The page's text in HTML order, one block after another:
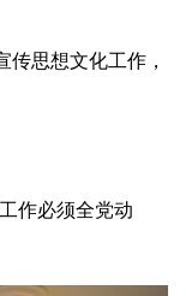
思想文化工作，
作必须全党动